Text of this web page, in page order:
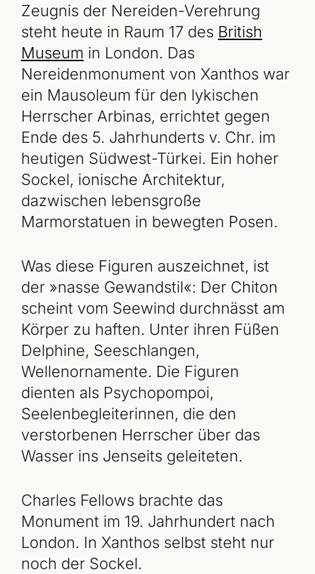
Zeugnis der Nereiden-Verehrung
steht heute in Raum 17 des British
Museum in London. Das
Nereidenmonument von Xanthos war
ein Mausoleum für den lykischen
Herrscher Arbinas, errichtet gegen
Ende des 5. Jahrhunderts v. Chr. im
heutigen Südwest-Türkei. Ein hoher
Sockel, ionische Architektur,
dazwischen lebensgroße
Marmorstatuen in bewegten Posen.
Was diese Figuren auszeichnet, ist
der »nasse Gewandstil«: Der Chiton
scheint vom Seewind durchnässt am
Körper zu haften. Unter ihren Füßen
Delphine, Seeschlangen,
Wellenornamente. Die Figuren
dienten als Psychopompoi,
Seelenbegleiterinnen, die den
verstorbenen Herrscher über das
Wasser ins Jenseits geleiteten.
Charles Fellows brachte das
Monument im 19. Jahrhundert nach
London. In Xanthos selbst steht nur
noch der Sockel.